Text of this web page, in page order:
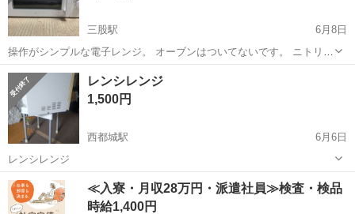
三股駅
6月8日
操作がシンプルな電子レンジ。 オーブンはついてないです。 ニトリで
3年前に購入しました。 現在オーブンレンジを使っているので、使用
しなくなりました。 まだ使用できます。
宮崎 北諸県郡
レンシレンジ
1,500円
西都城駅
6月6日
レンシレンジ
宮崎 都城市 西都城駅 キッチン家電 レンシレンジ
≪入寮・月収28万円・派遣社員≫検査・検品
時給1,400円